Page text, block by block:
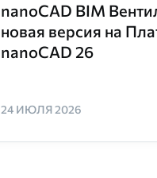
nanoCAD BIM
новая версия на
nanoCAD 26
24 ИЮЛЯ 2026